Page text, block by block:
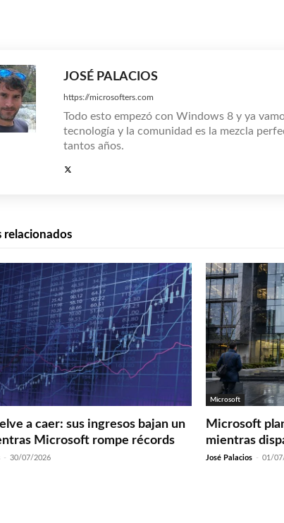
JOSÉ PALACIOS
https://microsofters.com
Todo esto empezó con Windows 8 y ya
tecnología y la comunidad es la mezcla
tantos años.
relacionados
a caer: sus ingresos bajan un
Microsoft rompe récords
- 30/07/2026
Microsoft
Microsoft
mientras
José Palacios - 01/